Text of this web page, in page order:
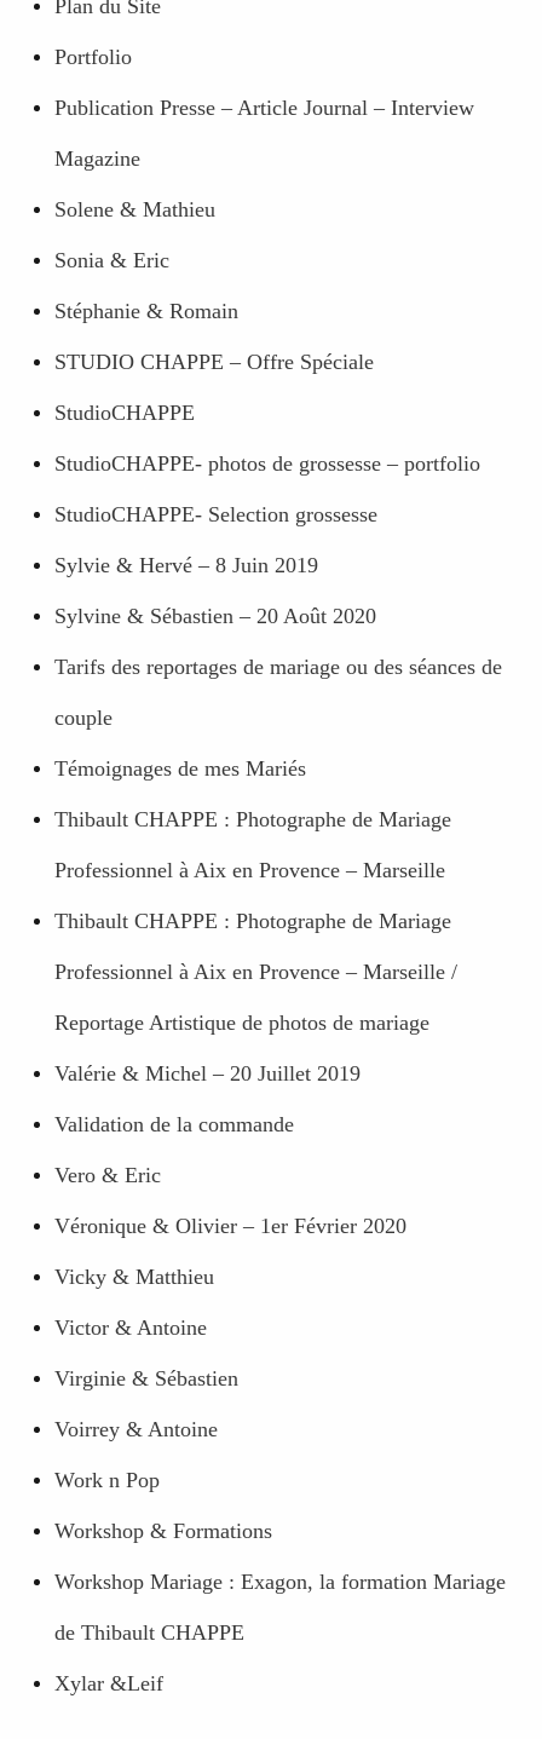
Plan du Site
Portfolio
Publication Presse – Article Journal – Interview
Magazine
Solene & Mathieu
Sonia & Eric
Stéphanie & Romain
STUDIO CHAPPE – Offre Spéciale
StudioCHAPPE
StudioCHAPPE- photos de grossesse – portfolio
StudioCHAPPE- Selection grossesse
Sylvie & Hervé – 8 Juin 2019
Sylvine & Sébastien – 20 Août 2020
Tarifs des reportages de mariage ou des séances de
couple
Témoignages de mes Mariés
Thibault CHAPPE : Photographe de Mariage
Professionnel à Aix en Provence – Marseille
Thibault CHAPPE : Photographe de Mariage
Professionnel à Aix en Provence – Marseille /
Reportage Artistique de photos de mariage
Valérie & Michel – 20 Juillet 2019
Validation de la commande
Vero & Eric
Véronique & Olivier – 1er Février 2020
Vicky & Matthieu
Victor & Antoine
Virginie & Sébastien
Voirrey & Antoine
Work n Pop
Workshop & Formations
Workshop Mariage : Exagon, la formation Mariage
de Thibault CHAPPE
Xylar &Leif